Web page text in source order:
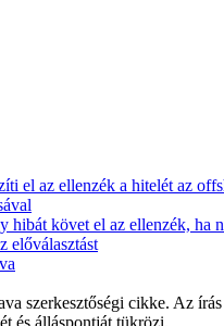
el az ellenzék a hitelét az
hibát követ el az ellenzék, ha
előválasztást
szerkesztőségi cikke. Az
és álláspontját tükrözi.